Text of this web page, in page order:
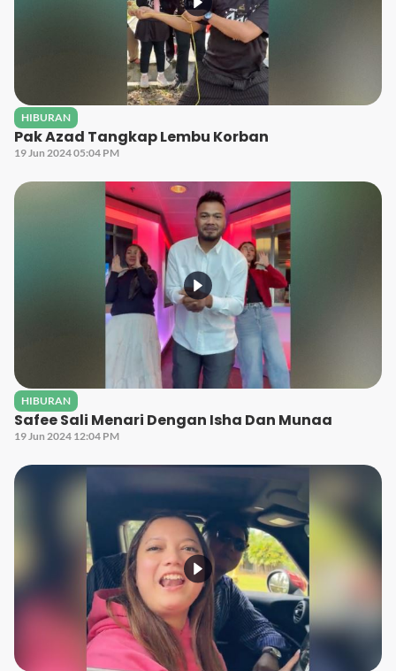
HIBURAN
Pak Azad Tangkap Lembu Korban
19 Jun 2024 05:04 PM
HIBURAN
Safee Sali Menari Dengan Isha Dan Munaa
19 Jun 2024 12:04 PM